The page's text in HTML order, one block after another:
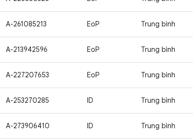
A-261085213 EoP Trung bình
A-213942596 EoP Trung bình
A-227207653 EoP Trung bình
A-253270285 ID Trung bình
A-273906410 ID Trung bình